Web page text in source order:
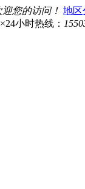
您的访问！ 地区
小时热线：